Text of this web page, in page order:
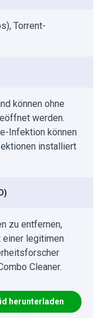
Torrent-
können ohne
werden.
Infektion können
installiert
zu entfernen,
einer legitimen
Cleaner.
herunterladen